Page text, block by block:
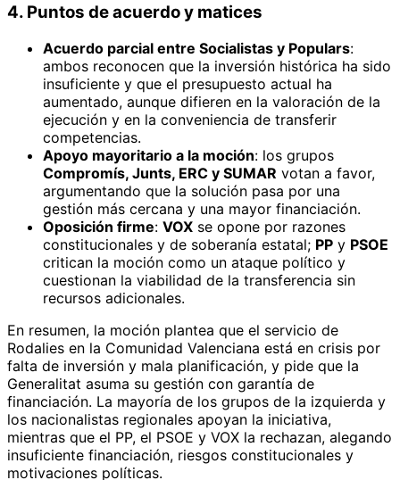
4. Puntos de acuerdo y matices
Acuerdo parcial entre Socialistas y Populars:
ambos reconocen que la inversión histórica ha sido
insuficiente y que el presupuesto actual ha
aumentado, aunque difieren en la valoración de la
ejecución y en la conveniencia de transferir
competencias.
Apoyo mayoritario a la moción: los grupos
Compromís, Junts, ERC y SUMAR votan a favor,
argumentando que la solución pasa por una
gestión más cercana y una mayor financiación.
Oposición firme: VOX se opone por razones
constitucionales y de soberanía estatal; PP y PSOE
critican la moción como un ataque político y
cuestionan la viabilidad de la transferencia sin
recursos adicionales.
En resumen, la moción plantea que el servicio de
Rodalies en la Comunidad Valenciana está en crisis por
falta de inversión y mala planificación, y pide que la
Generalitat asuma su gestión con garantía de
financiación. La mayoría de los grupos de la izquierda y
los nacionalistas regionales apoyan la iniciativa,
mientras que el PP, el PSOE y VOX la rechazan, alegando
insuficiente financiación, riesgos constitucionales y
motivaciones políticas.